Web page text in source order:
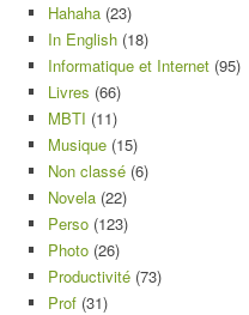
Hahaha (23)
In English (18)
Informatique et Internet (95)
Livres (66)
MBTI (11)
Musique (15)
Non classé (6)
Novela (22)
Perso (123)
Photo (26)
Productivité (73)
Prof (31)